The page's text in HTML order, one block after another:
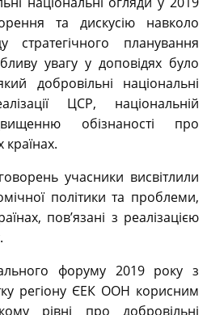
та дискусію навколо
стратегічного планування
увагу у доповідях було
добровільні національні
ЦСР, національній
обізнаності про
учасники висвітлили
політики та проблеми,
пов’язані з реалізацією
форуму 2019 року з
регіону ЄЕК ООН корисним
рівні про добровільні